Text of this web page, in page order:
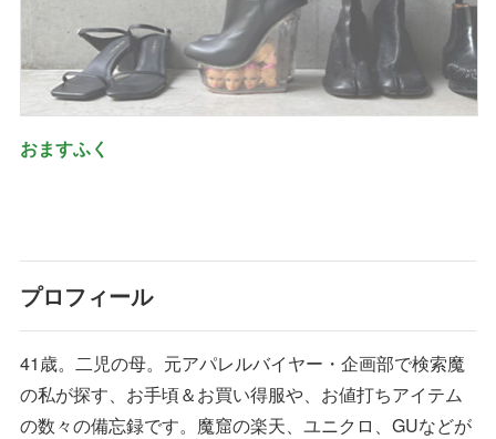
おますふく
プロフィール
41歳。二児の母。元アパレルバイヤー・企画部で検索魔
の私が探す、お手頃＆お買い得服や、お値打ちアイテム
の数々の備忘録です。魔窟の楽天、ユニクロ、GUなどが